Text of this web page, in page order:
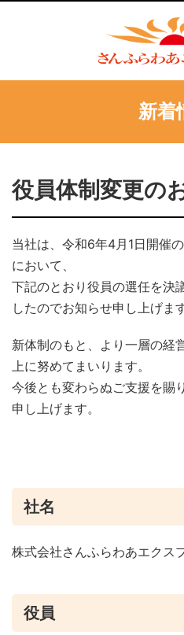
新着
役員体制変更の
当社は、令和6年4月1日開催
において、
下記のとおり役員の選任を決
したのでお知らせ申し上げます
新体制のもと、より一層の経
上に努めてまいります。
今後とも変わらぬご支援を賜
申し上げます。
社名
株式会社さんふらわあエクス
役員